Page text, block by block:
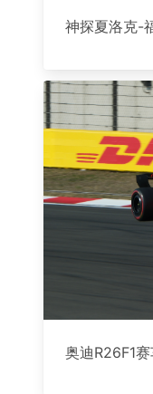
神探夏洛克-
奥迪R26F1